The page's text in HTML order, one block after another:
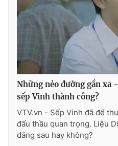
Những nẻo đường gần xa
sếp Vinh thành công?
VTV.vn - Sếp Vinh đã để
đấu thầu quan trọng. Liệu
đằng sau hay không?